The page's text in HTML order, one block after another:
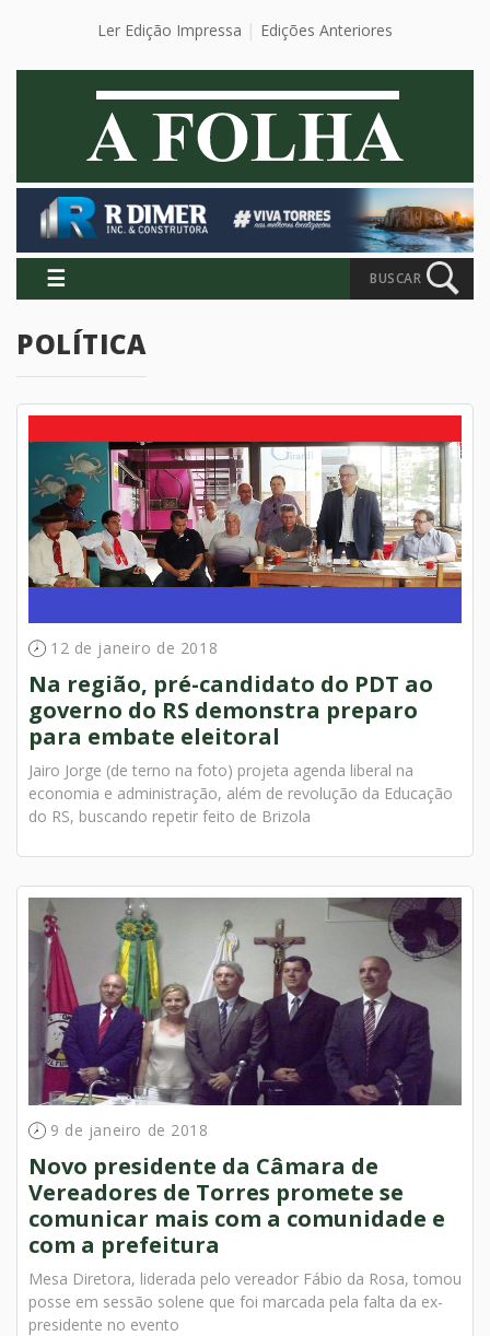
Ler Edição Impressa Edições Anteriores
☰ BUSCAR
POLÍTICA
12 de janeiro de 2018
Na região, pré-candidato do PDT ao
governo do RS demonstra preparo
para embate eleitoral
Jairo Jorge (de terno na foto) projeta agenda liberal na
economia e administração, além de revolução da Educação
do RS, buscando repetir feito de Brizola
9 de janeiro de 2018
Novo presidente da Câmara de
Vereadores de Torres promete se
comunicar mais com a comunidade e
com a prefeitura
Mesa Diretora, liderada pelo vereador Fábio da Rosa, tomou
posse em sessão solene que foi marcada pela falta da ex-
presidente no evento